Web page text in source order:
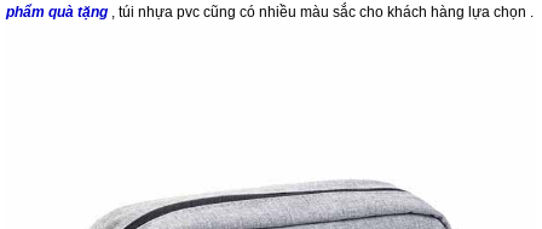
phẩm quà tặng , túi nhựa pvc cũng có nhiều màu sắc cho khách hàng lựa chọn .